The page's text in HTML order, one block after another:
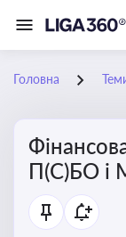
Головна
П(С)БО і